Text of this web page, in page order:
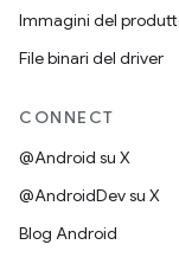
Immagini del
File binari del driver
CONNECT
@Android su X
@AndroidDev su X
Blog Android